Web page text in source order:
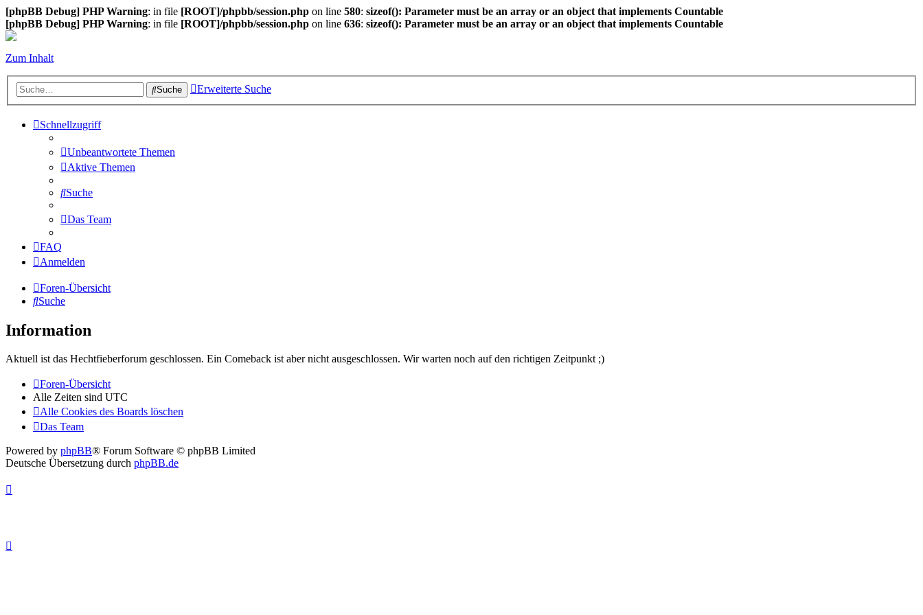
[phpBB Debug] PHP Warning: in file [ROOT]/phpbb/session.php on line 580: sizeof(): Parameter must be an array or an object that implements Countable
[phpBB Debug] PHP Warning: in file [ROOT]/phpbb/session.php on line 636: sizeof(): Parameter must be an array or an object that implements Countable
Zum Inhalt
Suche Erweiterte Suche
Schnellzugriff
Unbeantwortete Themen
Aktive Themen
Suche
Das Team
FAQ
Anmelden
Foren-Übersicht
Suche
Information
Aktuell ist das Hechtfieberforum geschlossen. Ein Comeback ist aber nicht ausgeschlossen. Wir warten noch auf den richtigen Zeitpunkt ;)
Foren-Übersicht
Alle Zeiten sind UTC
Alle Cookies des Boards löschen
Das Team
Powered by phpBB® Forum Software © phpBB Limited
Deutsche Übersetzung durch phpBB.de